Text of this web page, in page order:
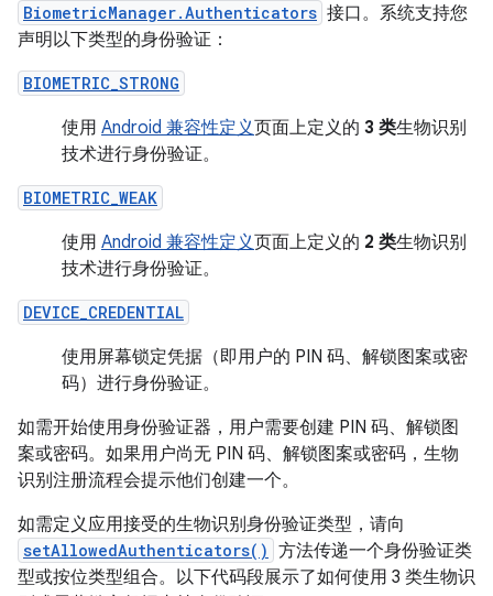
BiometricManager.Authenticators 接口。系统支持您
声明以下类型的身份验证：
BIOMETRIC_STRONG
使用 Android 兼容性定义页面上定义的 3 类生物识别
技术进行身份验证。
BIOMETRIC_WEAK
使用 Android 兼容性定义页面上定义的 2 类生物识别
技术进行身份验证。
DEVICE_CREDENTIAL
使用屏幕锁定凭据（即用户的 PIN 码、解锁图案或密
码）进行身份验证。
如需开始使用身份验证器，用户需要创建 PIN 码、解锁图
案或密码。如果用户尚无 PIN 码、解锁图案或密码，生物
识别注册流程会提示他们创建一个。
如需定义应用接受的生物识别身份验证类型，请向
setAllowedAuthenticators() 方法传递一个身份验证类
型或按位类型组合。以下代码段展示了如何使用 3 类生物识